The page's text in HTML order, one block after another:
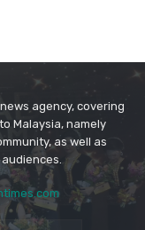
agency, covering
Malaysia, namely
as well as